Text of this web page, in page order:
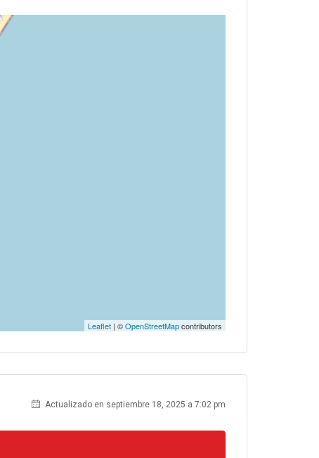
Leaflet | ©OpenStreetMapcontributors
Actualizado en septiembre 18, 2025 a 7:02 pm